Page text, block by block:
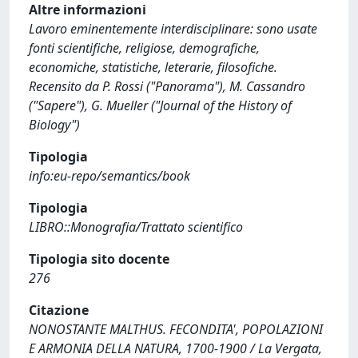
Altre informazioni
Lavoro eminentemente interdisciplinare: sono usate
fonti scientifiche, religiose, demografiche,
economiche, statistiche, leterarie, filosofiche.
Recensito da P. Rossi ("Panorama"), M. Cassandro
("Sapere"), G. Mueller ("Journal of the History of
Biology")
Tipologia
info:eu-repo/semantics/book
Tipologia
LIBRO::Monografia/Trattato scientifico
Tipologia sito docente
276
Citazione
NONOSTANTE MALTHUS. FECONDITA', POPOLAZIONI
E ARMONIA DELLA NATURA, 1700-1900 / La Vergata,